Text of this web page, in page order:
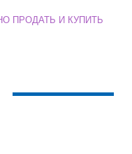
ПРОДАТЬ И КУПИТЬ